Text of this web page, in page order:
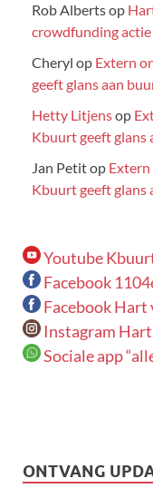
Rob Albertsop
crowdfunding actie
Cheryl op Extern
geeft glans aan
Hetty Litjensop
Kbuurt geeft
Jan Petitop
Kbuurt geeft
Youtube
Facebook
Facebook Hart
Instagram
Sociale app
ONTVANG